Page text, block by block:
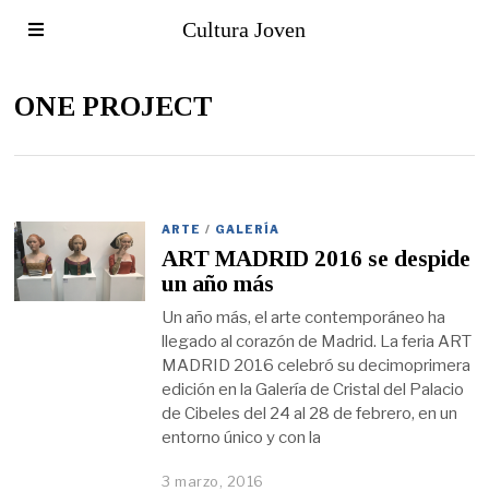
Cultura Joven
ONE PROJECT
ARTE / GALERÍA
ART MADRID 2016 se despide
un año más
Un año más, el arte contemporáneo ha
llegado al corazón de Madrid. La feria ART
MADRID 2016 celebró su decimoprimera
edición en la Galería de Cristal del Palacio
de Cibeles del 24 al 28 de febrero, en un
entorno único y con la
3 marzo, 2016